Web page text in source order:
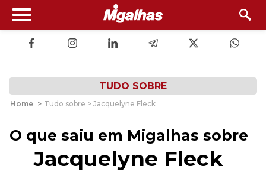
TUDO SOBRE
Home > Tudo sobre > Jacquelyne Fleck
O que saiu em Migalhas sobre
Jacquelyne Fleck